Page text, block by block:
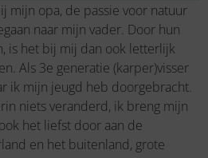
mijn opa, de passie voor natuur
naar mijn vader. Door hun
is het bij mij dan ook letterlijk
Als 3e generatie (karper)visser
ik mijn jeugd heb doorgebracht.
niets veranderd, ik breng mijn
het liefst door aan de
en het buitenland, grote